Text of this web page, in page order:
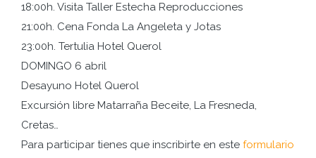
18:00h. Visita Taller Estecha Reproducciones
21:00h. Cena Fonda La Angeleta y Jotas
23:00h. Tertulia Hotel Querol
DOMINGO 6 abril
Desayuno Hotel Querol
Excursión libre Matarraña Beceite, La Fresneda,
Cretas…
Para participar tienes que inscribirte en este formulario